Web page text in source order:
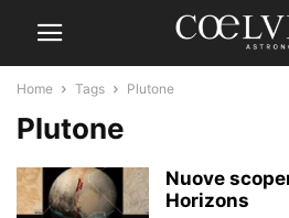
Home Tags Plutone
Plutone
Nuove
Horizons